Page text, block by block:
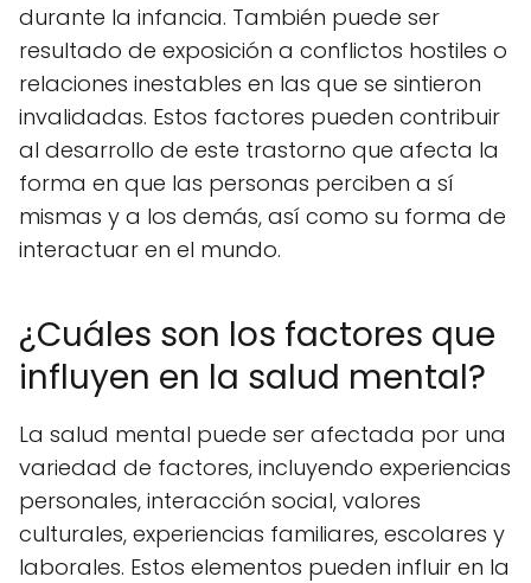
durante la infancia. También puede ser
resultado de exposición a conflictos hostiles o
relaciones inestables en las que se sintieron
invalidadas. Estos factores pueden contribuir
al desarrollo de este trastorno que afecta la
forma en que las personas perciben a sí
mismas y a los demás, así como su forma de
interactuar en el mundo.
¿Cuáles son los factores que
influyen en la salud mental?
La salud mental puede ser afectada por una
variedad de factores, incluyendo experiencias
personales, interacción social, valores
culturales, experiencias familiares, escolares y
laborales. Estos elementos pueden influir en la